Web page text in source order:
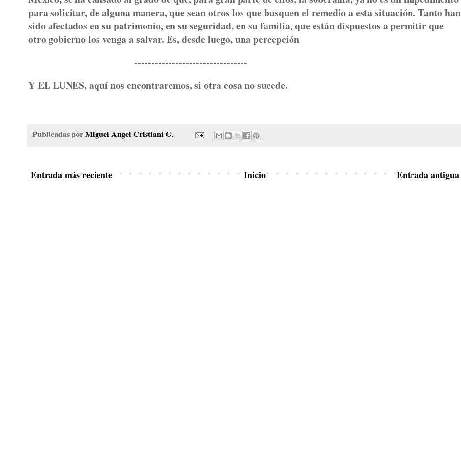
para solicitar, de alguna manera, que sean otros los que busquen el remedio a esta situación. Tanto han
sido afectados en su patrimonio, en su seguridad, en su familia, que están dispuestos a permitir que
otro gobierno los venga a salvar. Es, desde luego, una percepción
---------------------------------
Y EL LUNES, aquí nos encontraremos, si otra cosa no sucede.
Publicadas porMiguel Angel Cristiani G.
Entrada más reciente Entrada antigua
Inicio